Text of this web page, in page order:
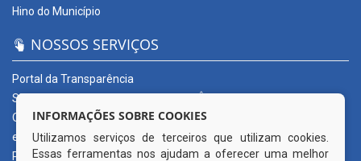
Hino do Município
NOSSOS SERVIÇOS
Portal da Transparência
SERVIÇOS DIGITAIS: CONECTA CORTÊS
Ouvidoria Municipal
e-SIC
Processos de Licitação
INFORMAÇÕES SOBRE COOKIES
Utilizamos serviços de terceiros que utilizam cookies.
Essas ferramentas nos ajudam a oferecer uma melhor